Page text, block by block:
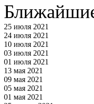
25 июля 2021
24 июля 2021
10 июля 2021
03 июля 2021
01 июля 2021
13 мая 2021
09 мая 2021
05 мая 2021
01 мая 2021